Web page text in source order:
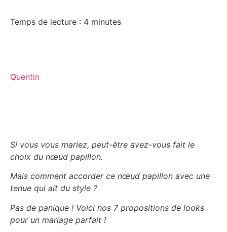
Quentin
Temps de lecture : 4 minutes
Si vous vous mariez, peut-être avez-vous fait le
choix du nœud papillon.
Mais comment accorder ce nœud papillon avec une
tenue qui ait du style ?
Pas de panique ! Voici nos 7 propositions de looks
pour un mariage parfait !